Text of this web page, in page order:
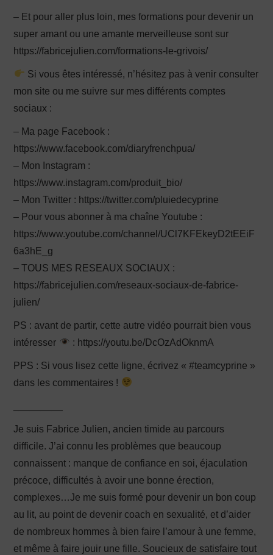
– Et pour aller plus loin, mes formations pour devenir un
super amant ou une amante merveilleuse sont sur
https://fabricejulien.com/formations-le-grivois/
Si vous êtes intéressé, n’hésitez pas à venir consulter
mon site ou me suivre sur mes différents comptes
sociaux :
– Ma page Facebook :
https://www.facebook.com/diaryfrenchpua/
– Mon Instagram :
https://www.instagram.com/produit_bio/
– Mon Twitter : https://twitter.com/pluiedecyprine
– Pour vous abonner à ma chaîne Youtube :
https://www.youtube.com/channel/UCl7KFEkeyD2tEEiF
6a3hE_g
– TOUS MES RESEAUX SOCIAUX :
https://fabricejulien.com/reseaux-sociaux-de-fabrice-
julien/
PS : avant de partir, cette autre vidéo pourrait bien vous
intéresser
: https://youtu.be/DcOzAdOknmA
PPS : Si vous lisez cette ligne, écrivez « #teamcyprine »
dans les commentaires !
Je suis Fabrice Julien, ancien timide au parcours
difficile. J’ai connu les problèmes que beaucoup
connaissent : manque de confiance en soi, éjaculation
précoce, difficultés à avoir une bonne érection,
complexes…Je me suis formé pour devenir un bon coup
au lit, au point de devenir coach en sexualité, et d’aider
de nombreux hommes à bien faire l’amour à une femme,
et même à faire jouir une fille. Soucieux de satisfaire tout